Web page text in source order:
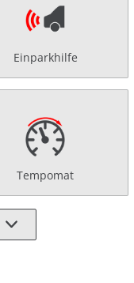
Einparkhilfe
Tempomat